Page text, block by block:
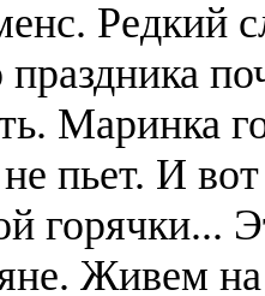
Редкий
Маринка
пьет. И вот
горячки...
Живем на